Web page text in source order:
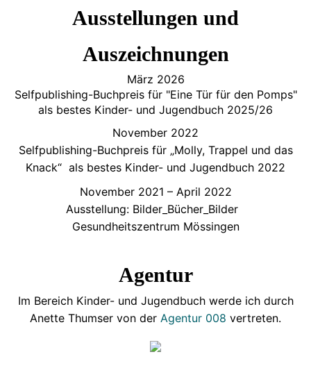
Ausstellungen und
Auszeichnungen
März 2026
Selfpublishing-Buchpreis für "Eine Tür für den Pomps"
als bestes Kinder- und Jugendbuch 2025/26
November 2022
Selfpublishing-Buchpreis für „Molly, Trappel und das
Knack“ als bestes Kinder- und Jugendbuch 2022
November 2021 – April 2022
Ausstellung: Bilder_Bücher_Bilder
Gesundheitszentrum Mössingen
Agentur
Im Bereich Kinder- und Jugendbuch werde ich durch
Anette Thumser von der Agentur 008 vertreten.